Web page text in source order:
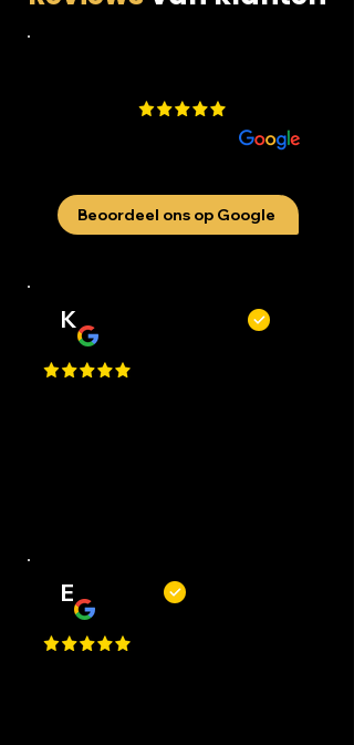
Beoordeel ons op Google
K
E